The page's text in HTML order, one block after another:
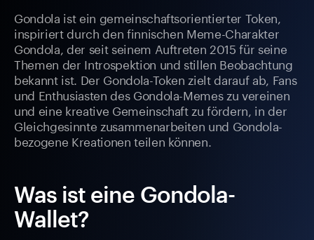
Gondola ist ein gemeinschaftsorientierter Token,
inspiriert durch den finnischen Meme-Charakter
Gondola, der seit seinem Auftreten 2015 für seine
Themen der Introspektion und stillen Beobachtung
bekannt ist. Der Gondola-Token zielt darauf ab, Fans
und Enthusiasten des Gondola-Memes zu vereinen
und eine kreative Gemeinschaft zu fördern, in der
Gleichgesinnte zusammenarbeiten und Gondola-
bezogene Kreationen teilen können.
Was ist eine Gondola-
Wallet?